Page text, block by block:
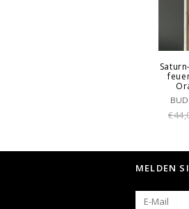
MELDEN